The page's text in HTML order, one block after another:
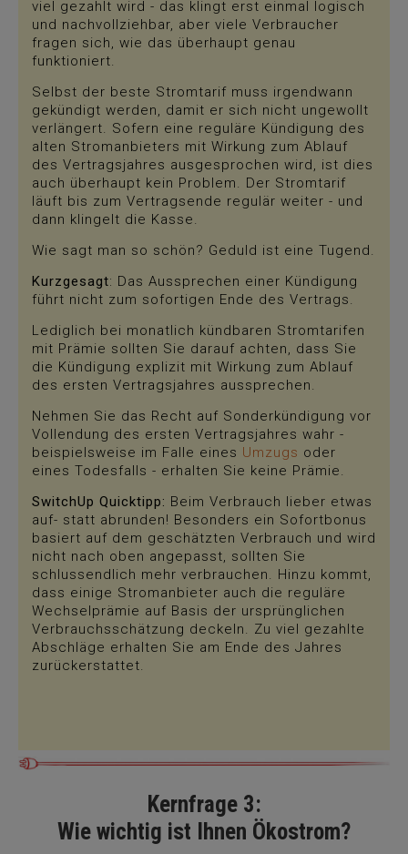
viel gezahlt wird - das klingt erst einmal logisch
und nachvollziehbar, aber viele Verbraucher
fragen sich, wie das überhaupt genau
funktioniert.
Selbst der beste Stromtarif muss irgendwann
gekündigt werden, damit er sich nicht ungewollt
verlängert. Sofern eine reguläre Kündigung des
alten Stromanbieters mit Wirkung zum Ablauf
des Vertragsjahres ausgesprochen wird, ist dies
auch überhaupt kein Problem. Der Stromtarif
läuft bis zum Vertragsende regulär weiter - und
dann klingelt die Kasse.
Wie sagt man so schön? Geduld ist eine Tugend.
Kurzgesagt: Das Aussprechen einer Kündigung
führt nicht zum sofortigen Ende des Vertrags.
Lediglich bei monatlich kündbaren Stromtarifen
mit Prämie sollten Sie darauf achten, dass Sie
die Kündigung explizit mit Wirkung zum Ablauf
des ersten Vertragsjahres aussprechen.
Nehmen Sie das Recht auf Sonderkündigung vor
Vollendung des ersten Vertragsjahres wahr -
beispielsweise im Falle eines Umzugs oder
eines Todesfalls - erhalten Sie keine Prämie.
SwitchUp Quicktipp: Beim Verbrauch lieber etwas
auf- statt abrunden! Besonders ein Sofortbonus
basiert auf dem geschätzten Verbrauch und wird
nicht nach oben angepasst, sollten Sie
schlussendlich mehr verbrauchen. Hinzu kommt,
dass einige Stromanbieter auch die reguläre
Wechselprämie auf Basis der ursprünglichen
Verbrauchsschätzung deckeln. Zu viel gezahlte
Abschläge erhalten Sie am Ende des Jahres
zurückerstattet.
Kernfrage 3:
Wie wichtig ist Ihnen Ökostrom?